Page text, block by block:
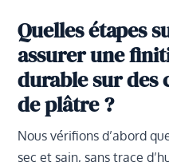
Quelles étapes
assurer une
durable sur des
de plâtre ?
Nous vérifions d’abord
sec et sain, sans trace